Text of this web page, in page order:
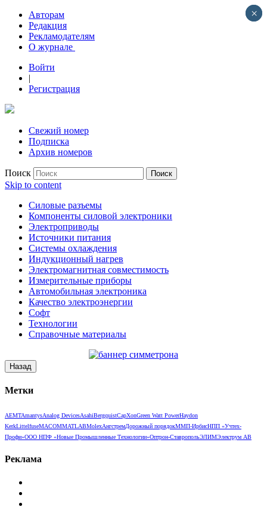
Авторам
Редакция
Рекламодателям
О журнале
Войти
|
Регистрация
Свежий номер
Подписка
Архив номеров
Поиск
Skip to content
Силовые разъемы
Компоненты силовой электроники
Электроприводы
Источники питания
Системы охлаждения
Индукционный нагрев
Электромагнитная совместимость
Измерительные приборы
Автомобильная электроника
Качество электроэнергии
Софт
Технологии
Справочные материалы
Метки
AEMTAmantysAnalog DevicesAsahiBergquistCapXonGreen Watt PowerHaydon
KerkLittelfuseMACOMMATLABMolexАнгстремДорожный порядокММП-ИрбисНПП «Учтех-
Профи»ООО НПФ «Новые Промышленные Технологии»Оптрон-СтавропольЭЛИМЭлектрум АВ
Реклама
×
×